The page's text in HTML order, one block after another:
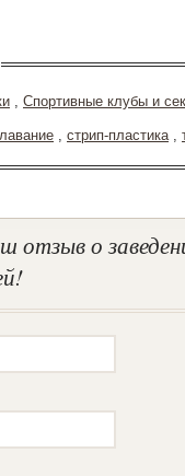
, Спортивные клубы и
, стрип-пластика,
о